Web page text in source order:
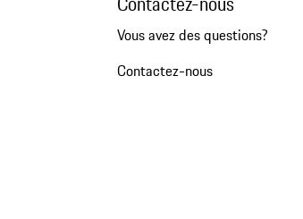
Vous avez des questions?
Contactez-nous